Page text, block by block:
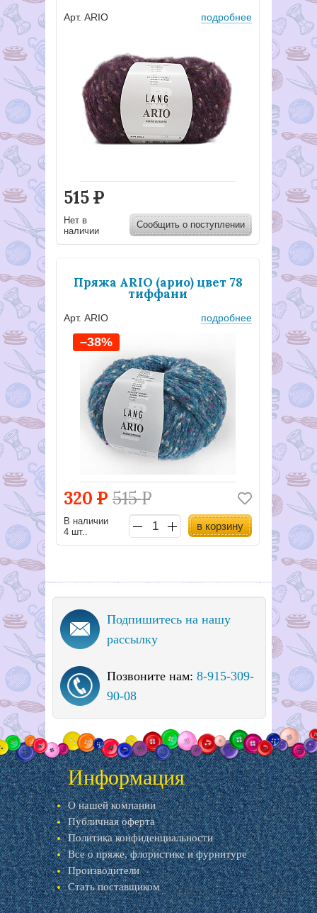
Арт. ARIO подробнее
515Р
Нет в
наличии
Сообщить о поступлении
Пряжа ARIO (арио) цвет 78
тиффани
Арт. ARIO подробнее
320 Р 515Р
–38%
В наличии
4 шт..
в корзину
Подпишитесь на нашу
рассылку
Позвоните нам: 8-915-309-
90-08
Информация
О нашей компании
Публичная оферта
Политика конфиденциальности
Все о пряже, флористике и фурнитуре
Производители
Стать поставщиком